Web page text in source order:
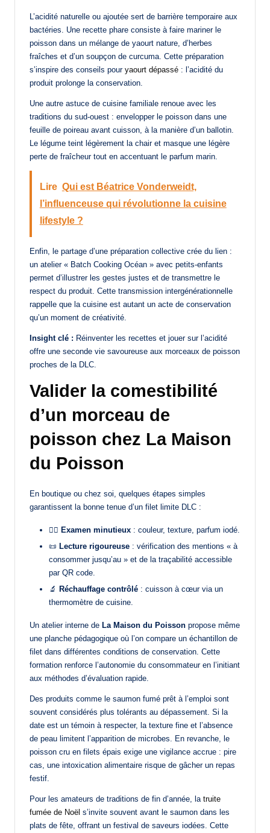
L’acidité naturelle ou ajoutée sert de barrière temporaire aux
bactéries. Une recette phare consiste à faire mariner le
poisson dans un mélange de yaourt nature, d’herbes
fraîches et d’un soupçon de curcuma. Cette préparation
s’inspire des conseils pour yaourt dépassé : l’acidité du
produit prolonge la conservation.
Une autre astuce de cuisine familiale renoue avec les
traditions du sud-ouest : envelopper le poisson dans une
feuille de poireau avant cuisson, à la manière d’un ballotin.
Le légume teint légèrement la chair et masque une légère
perte de fraîcheur tout en accentuant le parfum marin.
Lire Qui est Béatrice Vonderweidt,
l’influenceuse qui révolutionne la cuisine
lifestyle ?
Enfin, le partage d’une préparation collective crée du lien :
un atelier « Batch Cooking Océan » avec petits-enfants
permet d’illustrer les gestes justes et de transmettre le
respect du produit. Cette transmission intergénérationnelle
rappelle que la cuisine est autant un acte de conservation
qu’un moment de créativité.
Insight clé : Réinventer les recettes et jouer sur l’acidité
offre une seconde vie savoureuse aux morceaux de poisson
proches de la DLC.
Valider la comestibilité
d’un morceau de
poisson chez La Maison
du Poisson
En boutique ou chez soi, quelques étapes simples
garantissent la bonne tenue d’un filet limite DLC :
🕵️‍♀️ Examen minutieux : couleur, texture, parfum iodé.
📜 Lecture rigoureuse : vérification des mentions « à
consommer jusqu’au » et de la traçabilité accessible
par QR code.
🔬 Réchauffage contrôlé : cuisson à cœur via un
thermomètre de cuisine.
Un atelier interne de La Maison du Poisson propose même
une planche pédagogique où l’on compare un échantillon de
filet dans différentes conditions de conservation. Cette
formation renforce l’autonomie du consommateur en l’initiant
aux méthodes d’évaluation rapide.
Des produits comme le saumon fumé prêt à l’emploi sont
souvent considérés plus tolérants au dépassement. Si la
date est un témoin à respecter, la texture fine et l’absence
de peau limitent l’apparition de microbes. En revanche, le
poisson cru en filets épais exige une vigilance accrue : pire
cas, une intoxication alimentaire risque de gâcher un repas
festif.
Pour les amateurs de traditions de fin d’année, la truite
fumée de Noël s’invite souvent avant le saumon dans les
plats de fête, offrant un festival de saveurs iodées. Cette